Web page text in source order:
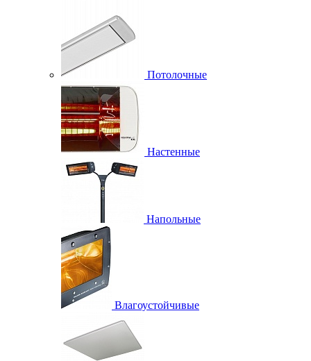
Потолочные
Настенные
Напольные
Влагоустойчивые